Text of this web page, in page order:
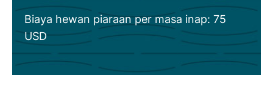
Biaya hewan piaraan per masa inap: 75
USD